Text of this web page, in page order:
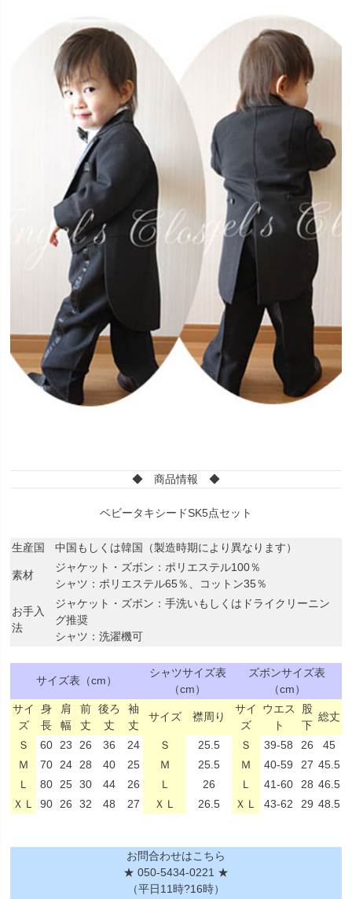
◆ 商品情報 ◆
ベビータキシードSK5点セット
生産国 中国もしくは韓国（製造時期により異なります）
素材
ジャケット・ズボン：ポリエステル100％
シャツ：ポリエステル65％、コットン35％
お手入
法
ジャケット・ズボン：手洗いもしくはドライクリーニン
グ推奨
シャツ：洗濯機可
サイズ表（cm）
シャツサイズ表
（cm）
ズボンサイズ表
（cm）
サイ
ズ
身
長
肩
幅
前
丈
後ろ
丈
袖
丈
サイズ 襟周り
サイ
ズ
ウエス
ト
股
下
総丈
Ｓ 60 23 26 36 24 Ｓ 25.5 Ｓ 39-58 26
45
Ｍ
70 24 28 40 25 Ｍ 25.5 Ｍ 40-59 27 45.5
Ｌ
80 25 30 44 26 Ｌ 26 Ｌ 41-60 28 46.5
ＸＬ
90 26 32 48 27 ＸＬ 26.5 ＸＬ 43-62 29 48.5
お問合わせはこちら
★ 050-5434-0221 ★
（平日11時?16時）